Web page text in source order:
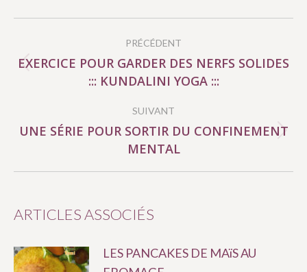
ARTICLE
PRÉCÉDENT
Article
précédent
:
EXERCICE POUR GARDER DES NERFS SOLIDES
::: KUNDALINI YOGA :::
SUIVANT
Article
suivant
:
UNE SÉRIE POUR SORTIR DU CONFINEMENT
MENTAL
ARTICLES ASSOCIÉS
LES PANCAKES DE MAïS AU